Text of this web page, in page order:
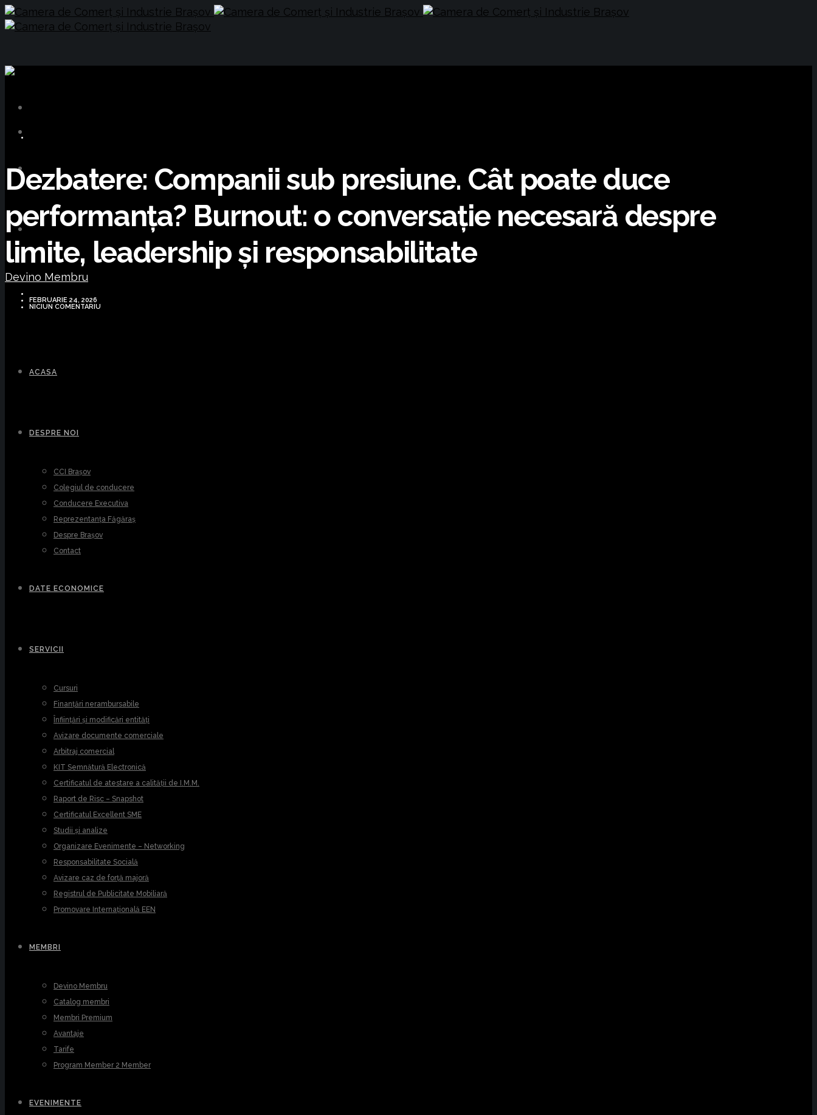
Devino Membru
ACASA
DESPRE NOI
CCI Brașov
Colegiul de conducere
Conducere Executiva
Reprezentanța Făgăraș
Despre Brașov
Contact
DATE ECONOMICE
SERVICII
Cursuri
Finanțări nerambursabile
Înființări și modificări entități
Avizare documente comerciale
Arbitraj comercial
KIT Semnătură Electronică
Certificatul de atestare a calității de I.M.M.
Raport de Risc – Snapshot
Certificatul Excellent SME
Studii și analize
Organizare Evenimente – Networking
Responsabilitate Socială
Avizare caz de forță majoră
Registrul de Publicitate Mobiliară
Promovare Internațională EEN
MEMBRI
Devino Membru
Catalog membri
Membri Premium
Avantaje
Tarife
Program Member 2 Member
EVENIMENTE
Dezbatere: Companii sub presiune. Cât poate duce
performanța? Burnout: o conversație necesară despre
limite, leadership și responsabilitate
FEBRUARIE 24, 2026
NICIUN COMENTARIU